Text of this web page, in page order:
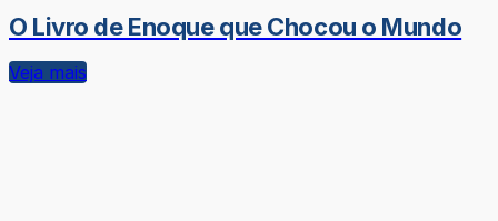
O Livro de Enoque que Chocou o Mundo
Veja mais